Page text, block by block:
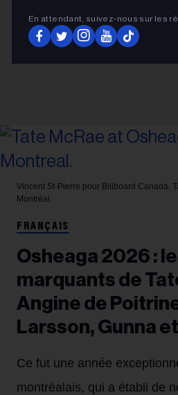
En attendant, suivez‑nous sur les
Vincent St-Pierre pour Billboard Canada.
Montréal.
FRANÇAIS
Osheaga 2026 :
marquants de
Angine de
Larsson, Gunna
Ce fut une année
montréalais, qui a établi de